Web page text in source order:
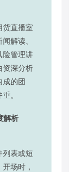
直播室
解读、
险管理讲
资深分析
成的团
。
解析
表或短
场时，